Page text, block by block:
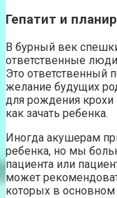
Гепатит и
В бурный век
ответственные
Это ответственный
желание будущих
для рождения крохи
как зачать ребенка.
Иногда акушерам
ребенка, но мы
пациента или
может
которых в основном